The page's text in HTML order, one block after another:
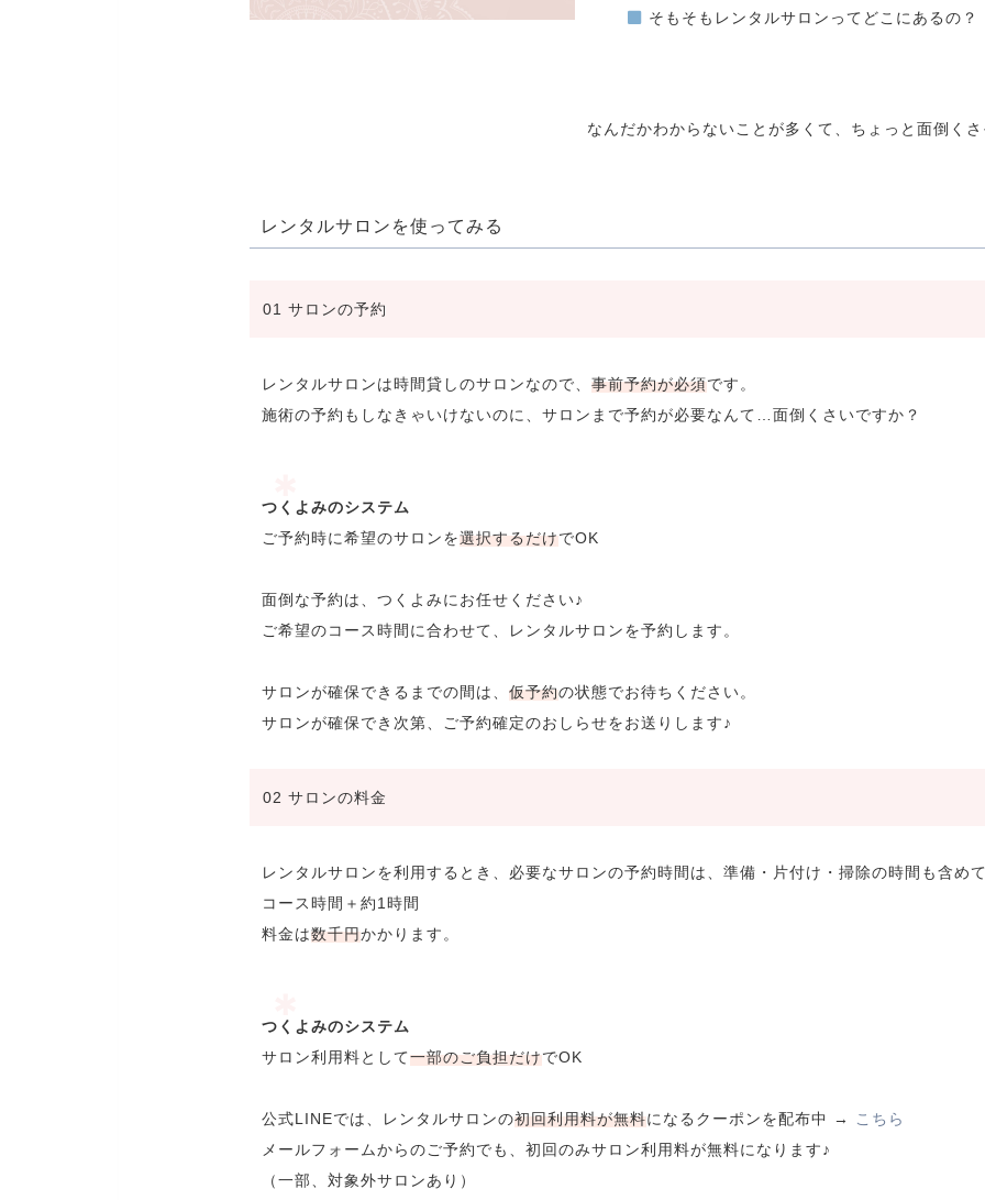
そもそもレンタルサロンってどこにあるの？
なんだかわからないことが多くて、ちょっと面倒く
レンタルサロンを使ってみる
01 サロンの予約
レンタルサロンは時間貸しのサロンなので、 事前予約が必須です。
施術の予約もしなきゃいけないのに、サロンまで予約が必要なんて…面倒くさいですか？
つくよみのシステム
ご予約時に希望のサロンを選択するだけでOK
面倒な予約は、つくよみにお任せください♪
ご希望のコース時間に合わせて、レンタルサロンを予約します。
サロンが確保できるまでの間は、 仮予約の状態でお待ちください。
サロンが確保でき次第、ご予約確定のおしらせをお送りします♪
02 サロンの料金
レンタルサロンを利用するとき、必要なサロンの予約時間は、準備・片付け・掃除の時間も含め
コース時間＋約1時間
料金は数千円かかります。
つくよみのシステム
サロン利用料として一部のご負担だけでOK
公式LINEでは、レンタルサロンの初回利用料が無料になるクーポンを配布中 →
こちら
メールフォームからのご予約でも、初回のみサロン利用料が無料になります♪
（一部、対象外サロンあり）